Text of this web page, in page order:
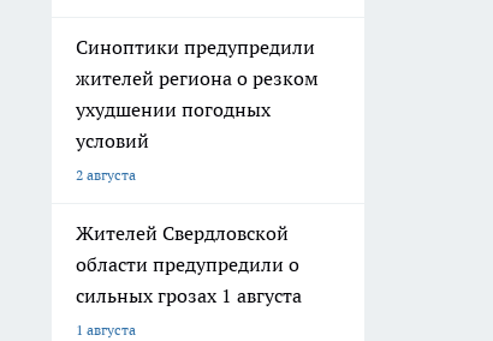
Синоптики предупредили
жителей региона о резком
ухудшении погодных
условий
2 августа
Жителей Свердловской
области предупредили о
сильных грозах 1 августа
1 августа